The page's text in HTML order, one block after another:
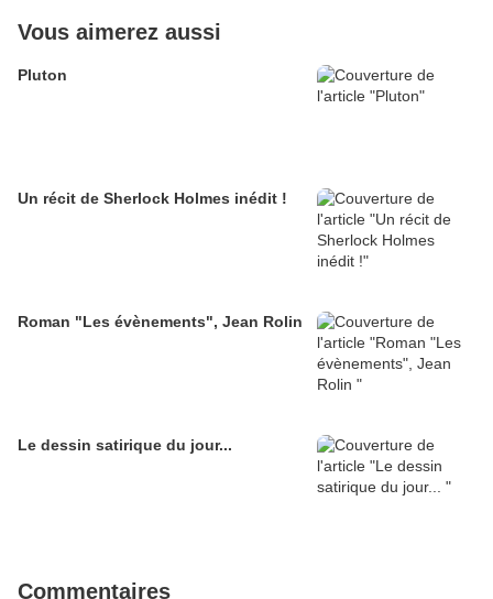
Vous aimerez aussi
Pluton
Un récit de Sherlock Holmes inédit !
Roman "Les évènements", Jean Rolin
Le dessin satirique du jour...
Commentaires